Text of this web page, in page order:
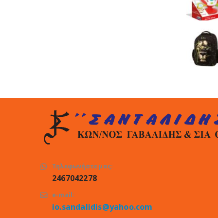
Τηλεφωνήστε μας:
2467042278
e-mail:
io.sandalidis@yahoo.com